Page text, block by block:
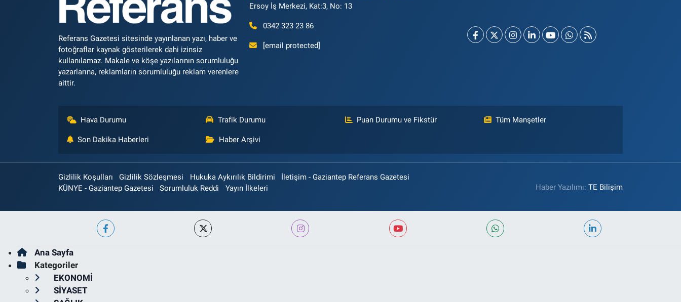
Referans Gazetesi sitesinde yayınlanan yazı, haber ve
fotoğraflar kaynak gösterilerek dahi izinsiz
kullanılamaz. Makale ve köşe yazılarının sorumluluğu
yazarlarına, reklamların sorumluluğu reklam verenlere
aittir.
Ersoy İş Merkezi, Kat:3, No: 13
0342 323 23 86
[email protected]
Hava Durumu Trafik Durumu Puan Durumu ve Fikstür Tüm Manşetler
Son Dakika Haberleri Haber Arşivi
Gizlilik Koşulları Gizlilik Sözleşmesi Hukuka Aykırılık Bildirimi
İletişim - Gaziantep Referans Gazetesi
KÜNYE - Gaziantep Gazetesi
Sorumluluk Reddi Yayın İlkeleri Haber Yazılımı:TE Bilişim
Ana Sayfa
Kategoriler
EKONOMİ
SİYASET